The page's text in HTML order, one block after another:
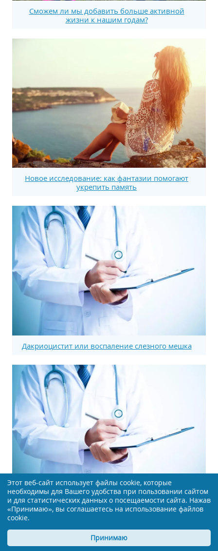
Сможем ли мы добавить больше активной
жизни к нашим годам?
Новое исследование: как фантазии помогают
укрепить память
Дакриоцистит или воспаление слезного мешка
Воспаление зрительного нерва как симптом
рассеянного склероза
Этот веб-сайт использует файлы cookie, которые
необходимы для Вашего удобства при пользовании сайтом
и для статистических данных о посещаемости сайта. Нажав
«Принимаю», вы соглашаетесь на использование файлов
cookie.
Принимаю